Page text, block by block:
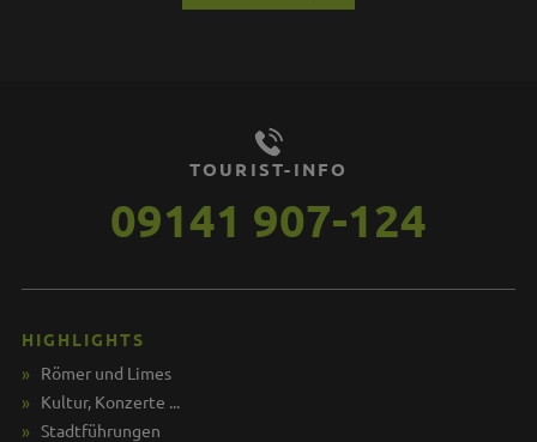
TOURIST-INFO
09141 907-124
HIGHLIGHTS
Römer und Limes
Kultur, Konzerte ...
Stadtführungen